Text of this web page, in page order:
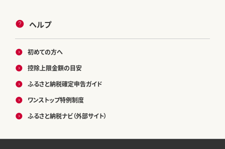
ヘルプ
初めての方へ
控除上限金額の目安
ふるさと納税確定申告ガイド
ワンストップ特例制度
ふるさと納税ナビ（外部サイト）